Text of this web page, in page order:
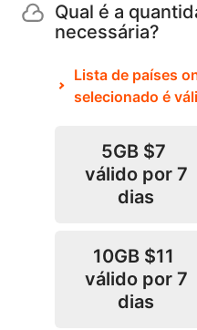
Qual é a
necessária?
Lista de países
selecionado é
5GB $7
válido por 7
dias
10GB $11
válido por 7
dias